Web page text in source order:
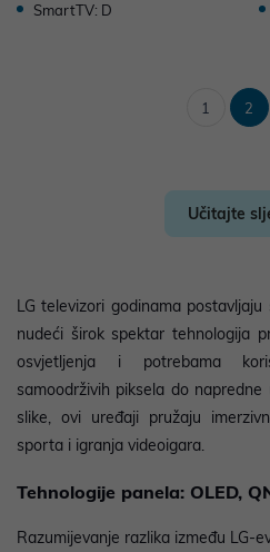
SmartTV: D
1 2
Učitajte
LG televizori godinama
nudeći širok spektar tehnologija
osvjetljenja i potrebama
samoodrživih piksela do
slike, ovi uređaji pružaju
sporta i igranja videoigara.
Tehnologije panela: OLED,
Razumijevanje razlika između LG-